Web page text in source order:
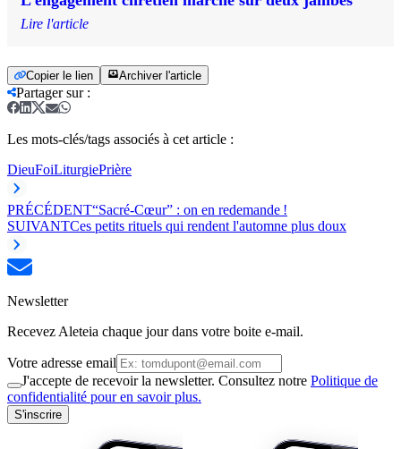
Lire l'article
Copier le lien Archiver l'article
Partager sur:
Les mots-clés/tags associés à cet article :
DieuFoiLiturgiePrière
PRÉCÉDENT“Sacré-Cœur” : on en redemande !
SUIVANTCes petits rituels qui rendent l'automne plus doux
Newsletter
Recevez Aleteia chaque jour dans votre boite e-mail.
Votre adresse email
J'accepte de recevoir la newsletter. Consultez notre Politique de
confidentialité pour en savoir plus.
S'inscrire